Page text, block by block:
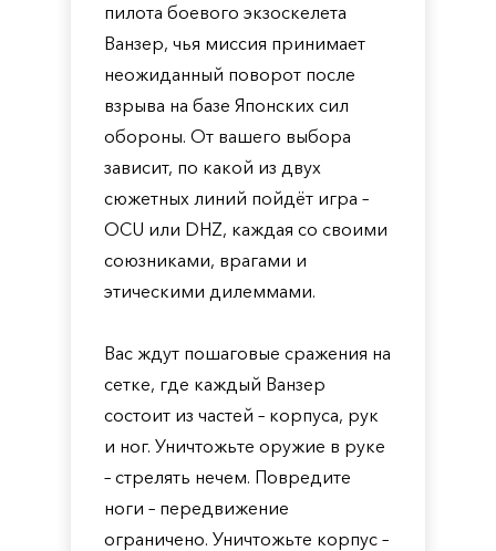
пилота боевого экзоскелета
Ванзер, чья миссия принимает
неожиданный поворот после
взрыва на базе Японских сил
обороны. От вашего выбора
зависит, по какой из двух
сюжетных линий пойдёт игра –
OCU или DHZ, каждая со своими
союзниками, врагами и
этическими дилеммами.
Вас ждут пошаговые сражения на
сетке, где каждый Ванзер
состоит из частей – корпуса, рук
и ног. Уничтожьте оружие в руке
– стрелять нечем. Повредите
ноги – передвижение
ограничено. Уничтожьте корпус –